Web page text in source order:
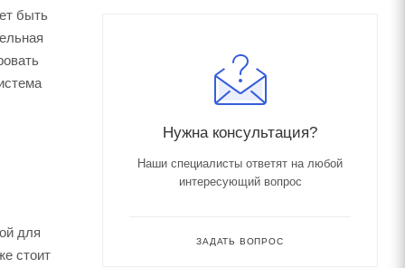
быть
для
стоит
Нужна консультация?
Наши специалисты ответят на любой
интересующий вопрос
ЗАДАТЬ ВОПРОС